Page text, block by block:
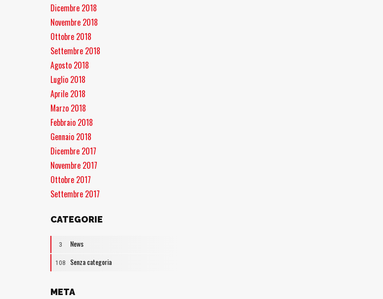
Dicembre 2018
Novembre 2018
Ottobre 2018
Settembre 2018
Agosto 2018
Luglio 2018
Aprile 2018
Marzo 2018
Febbraio 2018
Gennaio 2018
Dicembre 2017
Novembre 2017
Ottobre 2017
Settembre 2017
CATEGORIE
3 News
108 Senza categoria
META